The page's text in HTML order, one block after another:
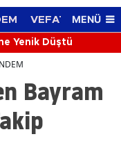
VEFAT EDENLER
MENÜ
Yenik Düştü
Bayram